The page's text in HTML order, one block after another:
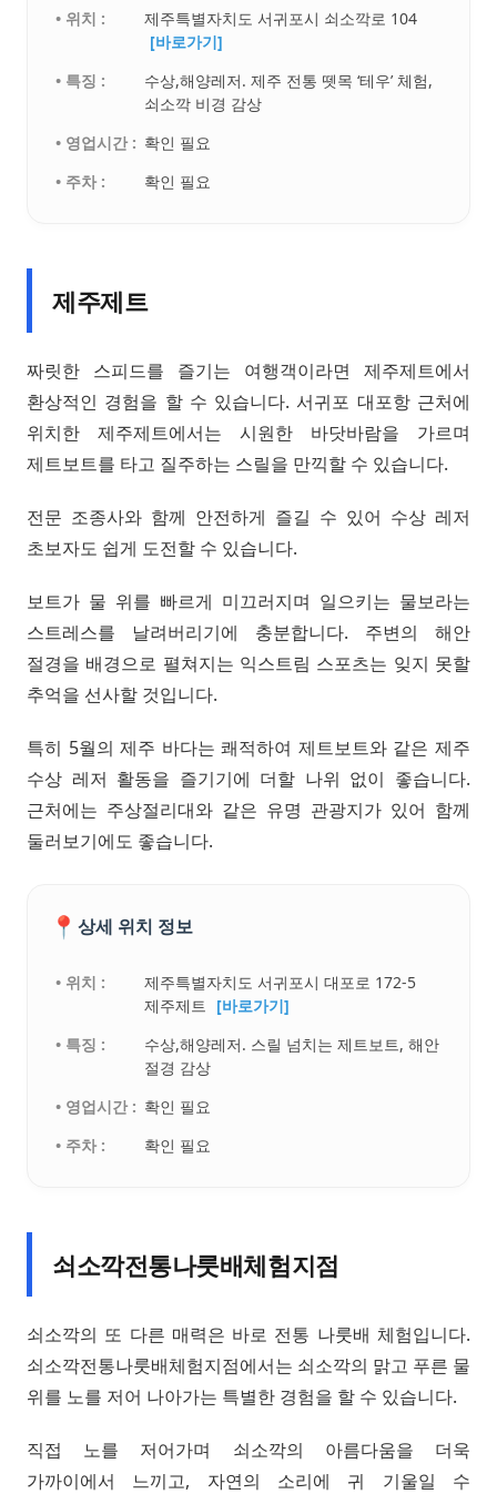
• 위치 :
제주특별자치도 서귀포시 쇠소깍로 104
[바로가기]
• 특징 :
수상,해양레저. 제주 전통 뗏목 ‘테우’ 체험,
쇠소깍 비경 감상
• 영업시간 : 확인 필요
• 주차 :
확인 필요
제주제트
짜릿한 스피드를 즐기는 여행객이라면 제주제트에서
환상적인 경험을 할 수 있습니다. 서귀포 대포항 근처에
위치한 제주제트에서는 시원한 바닷바람을 가르며
제트보트를 타고 질주하는 스릴을 만끽할 수 있습니다.
전문 조종사와 함께 안전하게 즐길 수 있어 수상 레저
초보자도 쉽게 도전할 수 있습니다.
보트가 물 위를 빠르게 미끄러지며 일으키는 물보라는
스트레스를 날려버리기에 충분합니다. 주변의 해안
절경을 배경으로 펼쳐지는 익스트림 스포츠는 잊지 못할
추억을 선사할 것입니다.
특히 5월의 제주 바다는 쾌적하여 제트보트와 같은 제주
수상 레저 활동을 즐기기에 더할 나위 없이 좋습니다.
근처에는 주상절리대와 같은 유명 관광지가 있어 함께
둘러보기에도 좋습니다.
📍 상세 위치 정보
• 위치 :
제주특별자치도 서귀포시 대포로 172-5
제주제트 [바로가기]
• 특징 :
수상,해양레저. 스릴 넘치는 제트보트, 해안
절경 감상
• 영업시간 : 확인 필요
• 주차 :
확인 필요
쇠소깍전통나룻배체험지점
쇠소깍의 또 다른 매력은 바로 전통 나룻배 체험입니다.
쇠소깍전통나룻배체험지점에서는 쇠소깍의 맑고 푸른 물
위를 노를 저어 나아가는 특별한 경험을 할 수 있습니다.
직접 노를 저어가며 쇠소깍의 아름다움을 더욱
가까이에서 느끼고, 자연의 소리에 귀 기울일 수